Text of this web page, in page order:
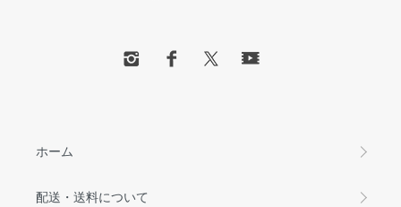
ホーム
配送・送料について